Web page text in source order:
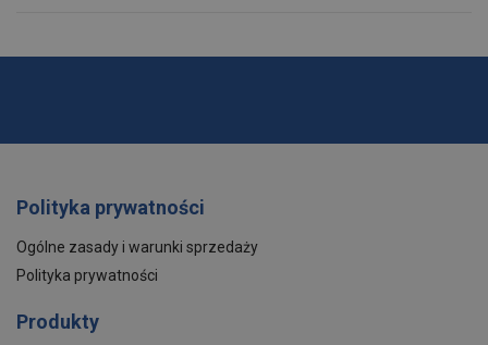
Polityka prywatności
Ogólne zasady i warunki sprzedaży
Polityka prywatności
Produkty